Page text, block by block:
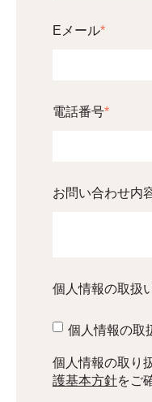
Eメール*
電話番号*
お問い合わせ内
個人情報の取扱
個人情報の取
個人情報の取り
護基本方針をご